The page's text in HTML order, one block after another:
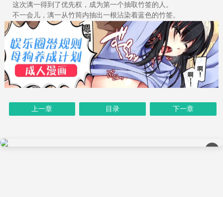
这次漓一得到了优先权，成为第一个抽取竹签的人。
不一会儿，漓一从竹筒内抽出一根沾染着蓝色的竹签。
上一章 目录 下一章
×